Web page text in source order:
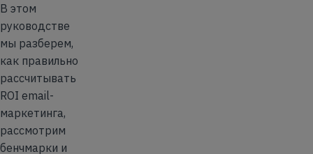
В этом
руководстве
мы разберем,
как правильно
рассчитывать
ROI email-
маркетинга,
рассмотрим
бенчмарки и